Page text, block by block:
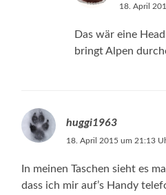
18. April
Das wär eine
bringt Alpen
huggi1963
18. April 2015 um 21:13
In meinen Taschen sieht es
dass ich mir auf’s Handy